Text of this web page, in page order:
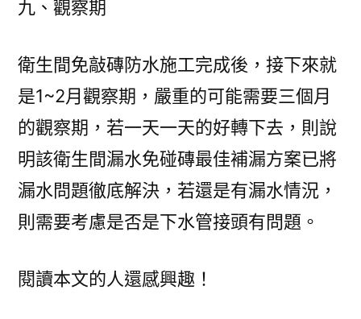
九、觀察期
衛生間免敲磚防水施工完成後，接下來就
是1~2月觀察期，嚴重的可能需要三個月
的觀察期，若一天一天的好轉下去，則說
明該衛生間漏水免碰磚最佳補漏方案已將
漏水問題徹底解決，若還是有漏水情況，
則需要考慮是否是下水管接頭有問題。
閱讀本文的人還感興趣！